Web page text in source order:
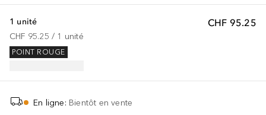
CHF 95.25
1 unité
CHF 95.25 / 1 unité
POINT ROUGE
En ligne: Bientôt en vente